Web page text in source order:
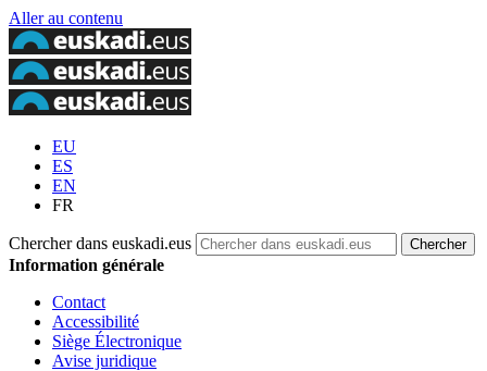
Aller au contenu
EU
ES
EN
FR
Chercher dans euskadi.eus
Information générale
Contact
Accessibilité
Siège Électronique
Avise juridique